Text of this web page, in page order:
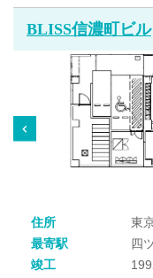
BLISS信濃町ビル
住所
東
最寄駅
四
竣工